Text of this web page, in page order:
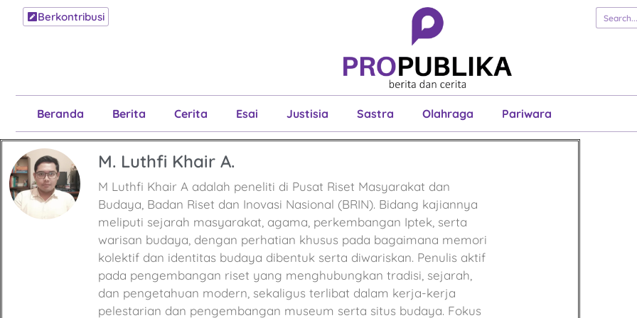
Berkontribusi
Beranda Berita Cerita Esai Justisia Sastra Olahraga Pariwara
Berita Cerita Esai Justisia
Pariwara
M. Luthfi Khair A.
M Luthfi Khair A adalah peneliti di Pusat Riset Masyarakat dan
Budaya, Badan Riset dan Inovasi Nasional (BRIN). Bidang kajiannya
meliputi sejarah masyarakat, agama, perkembangan Iptek, serta
warisan budaya, dengan perhatian khusus pada bagaimana memori
kolektif dan identitas budaya dibentuk serta diwariskan. Penulis aktif
pada pengembangan riset yang menghubungkan tradisi, sejarah,
dan pengetahuan modern, sekaligus terlibat dalam kerja-kerja
pelestarian dan pengembangan museum serta situs budaya. Fokus